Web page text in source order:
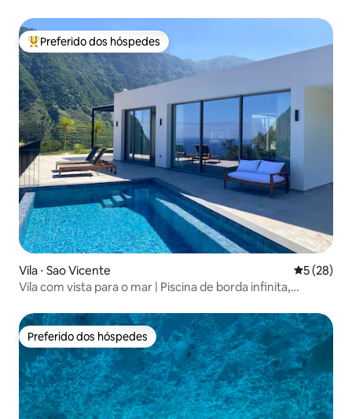
Entre os melhores preferidos dos hóspedes
Preferido dos hóspedes
Vila ⋅ Sao Vicente 5 de uma
5 (28)
Vila com vista para o mar | Piscina de borda infinita,
Preferido dos hóspedes
Preferido dos hóspedes